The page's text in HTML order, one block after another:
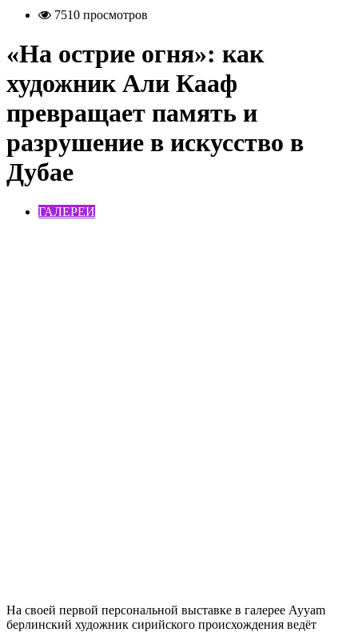
7510 просмотров
«На острие огня»: как
художник Али Кааф
превращает память и
разрушение в искусство в
Дубае
ГАЛЕРЕИ
На своей первой персональной выставке в галерее Ayyam
берлинский художник сирийского происхождения ведёт